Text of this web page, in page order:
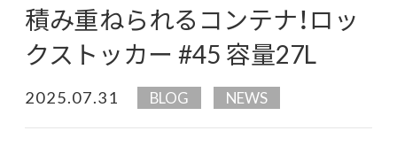
積み重ねられるコンテナ！ロッ
クストッカー #45 容量27L
2025.07.31 BLOG NEWS